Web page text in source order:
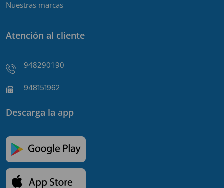
Nuestras marcas
Atención al cliente
948290190
948151962
Descarga la app